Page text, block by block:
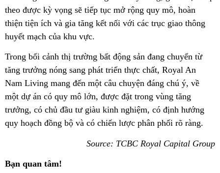
theo được kỳ vọng sẽ tiếp tục mở rộng quy mô, hoàn
thiện tiện ích và gia tăng kết nối với các trục giao thông
huyết mạch của khu vực.
Trong bối cảnh thị trường bất động sản đang chuyển từ
tăng trưởng nóng sang phát triển thực chất, Royal An
Nam Living mang đến một câu chuyện đáng chú ý, về
một dự án có quy mô lớn, được đặt trong vùng tăng
trưởng, có chủ đầu tư giàu kinh nghiệm, có định hướng
quy hoạch đồng bộ và có chiến lược phân phối rõ ràng.
Source: TCBC Royal Capital Group
Bạn quan tâm!